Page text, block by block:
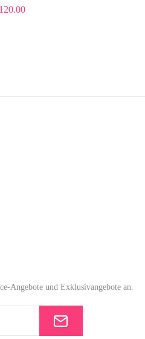
120.00
Angebote und Exklusivangebote an.